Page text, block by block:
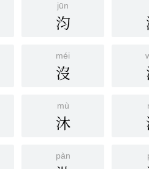
jūn
汮
méi
沒
mù
沐
pàn